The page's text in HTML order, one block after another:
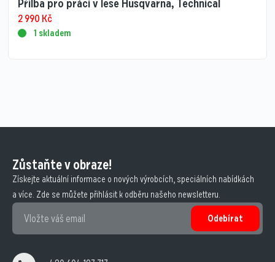
Přilba pro práci v lese Husqvarna, Technical
2 990 Kč
1 skladem
Zůstaňte v obraze!
Získejte aktuální informace o nových výrobcích, speciálních nabídkách
a více. Zde se můžete přihlásit k odběru našeho newsletteru.
Odebírat